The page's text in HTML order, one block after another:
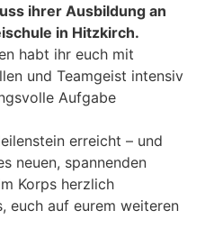
ihrer Ausbildung an
in Hitzkirch.
habt ihr euch mit
und Teamgeist intensiv
Aufgabe
erreicht – und
neuen, spannenden
Korps herzlich
euch auf eurem weiteren